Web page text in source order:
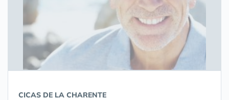
CICAS DE LA CHARENTE